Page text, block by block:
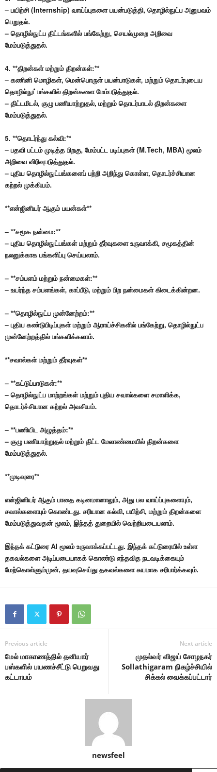
– பயிற்சி (Internship) வாய்ப்புகளை பயன்படுத்தி, தொழில்நுட்ப அனுபவம்
பெறுதல்.
– தொழில்நுட்ப திட்டங்களில் பங்கேற்று, செயல்முறை அறிவை
மேம்படுத்துதல்.
4. **திறன்கள் மற்றும் திறன்கள்:**
– கணினி மொழிகள், மென்பொருள் பயன்பாடுகள், மற்றும் தொடர்புடைய
தொழில்நுட்பங்களில் திறன்களை மேம்படுத்துதல்.
– திட்டமிடல், குழு பணியாற்றுதல், மற்றும் தொடர்பாடல் திறன்களை
மேம்படுத்துதல்.
5. **தொடர்ந்து கல்வி:**
– பதவி பட்டம் முடித்த பிறகு, மேம்பட்ட படிப்புகள் (M.Tech, MBA) மூலம்
அறிவை விரிவுபடுத்துதல்.
– புதிய தொழில்நுட்பங்களைப் பற்றி அறிந்து கொள்ள, தொடர்ச்சியான
கற்றல் முக்கியம்.
**என்ஜினியர் ஆகும் பயன்கள்**
– **சமூக நன்மை:**
– புதிய தொழில்நுட்பங்கள் மற்றும் தீர்வுகளை உருவாக்கி, சமூகத்தின்
நலனுக்காக பங்களிப்பு செய்யலாம்.
– **சம்பளம் மற்றும் நன்மைகள்:**
– உயர்ந்த சம்பளங்கள், காப்பீடு, மற்றும் பிற நன்மைகள் கிடைக்கின்றன.
– **தொழில்நுட்ப முன்னேற்றம்:**
– புதிய கண்டுபிடிப்புகள் மற்றும் ஆராய்ச்சிகளில் பங்கேற்று, தொழில்நுட்ப
முன்னேற்றத்தில் பங்களிக்கலாம்.
**சவால்கள் மற்றும் தீர்வுகள்**
– **கட்டுப்பாடுகள்:**
– தொழில்நுட்ப மாற்றங்கள் மற்றும் புதிய சவால்களை சமாளிக்க,
தொடர்ச்சியான கற்றல் அவசியம்.
– **பணியிட அழுத்தம்:**
– குழு பணியாற்றுதல் மற்றும் திட்ட மேலாண்மையில் திறன்களை
மேம்படுத்துதல்.
**முடிவுரை**
என்ஜினியர் ஆகும் பாதை கடினமானாலும், அது பல வாய்ப்புகளையும்,
சவால்களையும் கொண்டது. சரியான கல்வி, பயிற்சி, மற்றும் திறன்களை
மேம்படுத்துவதன் மூலம், இந்தத் துறையில் வெற்றியடையலாம்.
இந்தக் கட்டுரை AI மூலம் உருவாக்கப்பட்டது. இந்தக் கட்டுரையில் உள்ள
தகவல்களை அடிப்படையாகக் கொண்டு எந்தவித நடவடிக்கையும்
மேற்கொள்ளும்முன், தயவுசெய்து தகவல்களை சுயமாக சரிபார்க்கவும்.
Previous article
மேல் மாகாணத்தில் தனியார்
பஸ்களில் பயணச்சீட்டு பெறுவது
கட்டாயம்
Next article
முதல்வர் விஜய் சோழநகர்
Sollathigaram நிகழ்ச்சியில்
சிக்கல் வைக்கப்பட்டார்
newsfeel